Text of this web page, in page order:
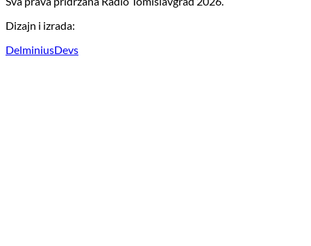
Dizajn i izrada:
DelminiusDevs